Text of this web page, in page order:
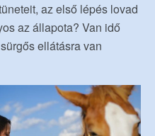
az első lépés lovad
az állapota? Van idő
ellátásra van